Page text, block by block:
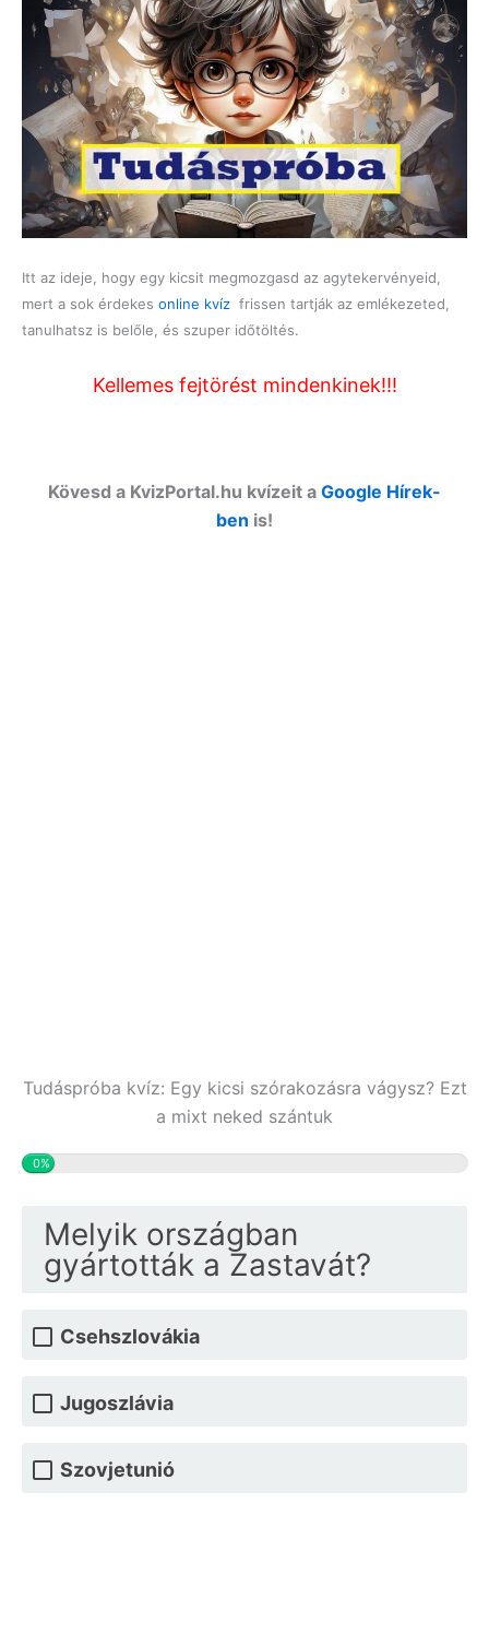
Itt az ideje, hogy egy kicsit megmozgasd az agytekervényeid,
mert a sok érdekes online kvíz frissen tartják az emlékezeted,
tanulhatsz is belőle, és szuper időtöltés.
Kellemes fejtörést mindenkinek!!!
Kövesd a KvizPortal.hu kvízeit a Google Hírek-
ben is!
Tudáspróba kvíz: Egy kicsi szórakozásra vágysz? Ezt
a mixt neked szántuk
0%
Melyik országban
gyártották a Zastavát?
Csehszlovákia
Jugoszlávia
Szovjetunió